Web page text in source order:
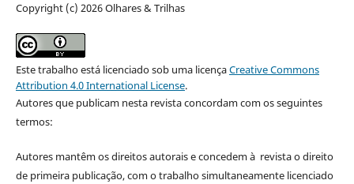
Copyright (c) 2026 Olhares & Trilhas
Este trabalho está licenciado sob uma licençaCreative Commons
Attribution 4.0 International License.
Autores que publicam nesta revista concordam com os seguintes
termos:
Autores mantêm os direitos autorais e concedem à revista o direito
de primeira publicação, com o trabalho simultaneamente licenciado